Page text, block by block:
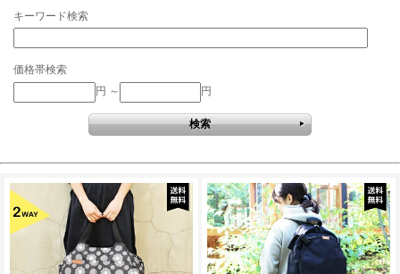
キーワード検索
価格帯検索
円 ～
円